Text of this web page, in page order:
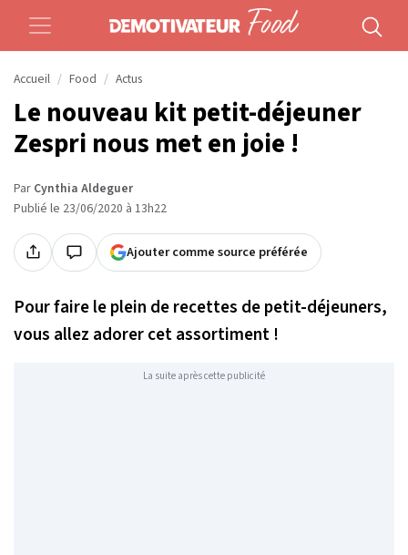
Accueil Food Actus
Le nouveau kit petit-déjeuner
Zespri nous met en joie !
Par Cynthia Aldeguer
Publié le 23/06/2020 à 13h22
Ajouter comme source préférée
Pour faire le plein de recettes de petit-déjeuners,
vous allez adorer cet assortiment !
La suite après cette publicité